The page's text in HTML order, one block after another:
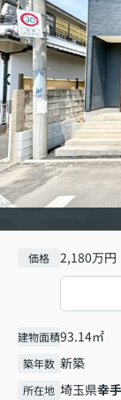
価格 2,180万円
建物面積93.14㎡
築年数 新築
所在地 埼玉県幸